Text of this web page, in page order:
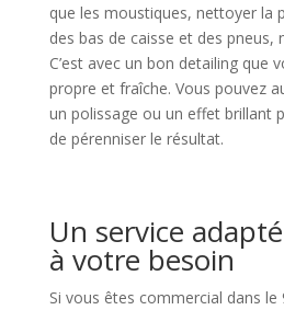
que les moustiques, nettoyer la
des bas de caisse et des
C’est avec un bon detailing que
propre et fraîche. Vous pouvez
un polissage ou un effet brillant
de pérenniser le résultat.
Un service
à votre besoin
Si vous êtes commercial dans le